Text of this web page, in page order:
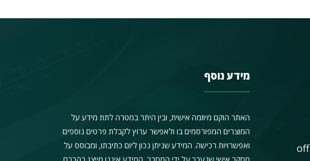
מידע נוסף
האתר הוקם מיוזמה אישית, ובין היתר במטרה לתת מידע על
המוצרים המפורסמים בו ולאפשר ערוץ לקבלת פרטים נוספים
ואפשרויות רכישה. המידע שניתן נכון ליום כתיבתו, ומבוסס על